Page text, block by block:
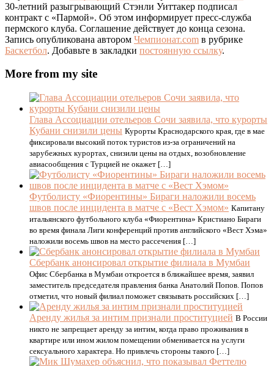
30-летний разыгрывающий Стэнли Уиттакер подписал
контракт с «Пармой». Об этом информирует пресс-служба
пермского клуба. Соглашение действует до конца сезона.
Запись опубликована автором Чемпионат.com в рубрике
Баскетбол. Добавьте в закладки постоянную ссылку.
More from my site
Глава Ассоциации отельеров Сочи заявила, что курорты
Кубани снизили цены Курорты Краснодарского края, где в мае
фиксировали высокий поток туристов из-за ограничений на
зарубежных курортах, снизили цены на отдых, возобновление
авиасообщения с Турцией не окажет […]
Футболисту «Фиорентины» Бираги наложили восемь
швов после инцидента в матче с «Вест Хэмом» Капитану
итальянского футбольного клуба «Фиорентина» Кристиано Бираги
во время финала Лиги конференций против английского «Вест Хэма»
наложили восемь швов на место рассечения […]
Сбербанк анонсировал открытие филиала в Мумбаи
Офис Сбербанка в Мумбаи откроется в ближайшее время, заявил
заместитель председателя правления банка Анатолий Попов. Попов
отметил, что новый филиал поможет связывать российских […]
Аренду жилья за интим признали проституцией В России
никто не запрещает аренду за интим, когда право проживания в
квартире или ином жилом помещении обменивается на услуги
сексуального характера. Но привлечь стороны такого […]